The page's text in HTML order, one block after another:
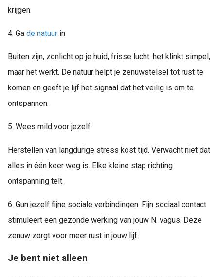
krijgen.
4. Ga de natuur in
Buiten zijn, zonlicht op je huid, frisse lucht: het klinkt simpel,
maar het werkt. De natuur helpt je zenuwstelsel tot rust te
komen en geeft je lijf het signaal dat het veilig is om te
ontspannen.
5. Wees mild voor jezelf
Herstellen van langdurige stress kost tijd. Verwacht niet dat
alles in één keer weg is. Elke kleine stap richting
ontspanning telt.
6. Gun jezelf fijne sociale verbindingen. Fijn sociaal contact
stimuleert een gezonde werking van jouw N. vagus. Deze
zenuw zorgt voor meer rust in jouw lijf.
Je bent niet alleen